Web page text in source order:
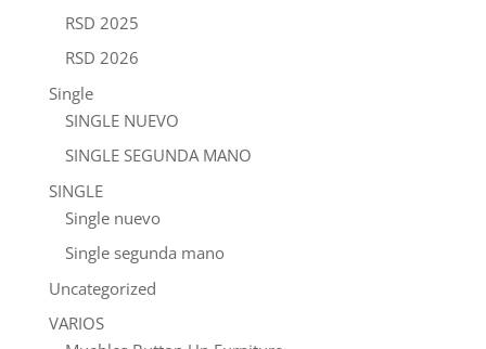
RSD 2025
RSD 2026
Single
SINGLE NUEVO
SINGLE SEGUNDA MANO
SINGLE
Single nuevo
Single segunda mano
Uncategorized
VARIOS